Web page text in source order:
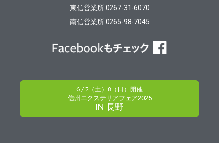
東信営業所 0267-31-6070
南信営業所 0265-98-7045
6 / 7（土）8（日）開催
信州エクステリアフェア2025
IN 長野